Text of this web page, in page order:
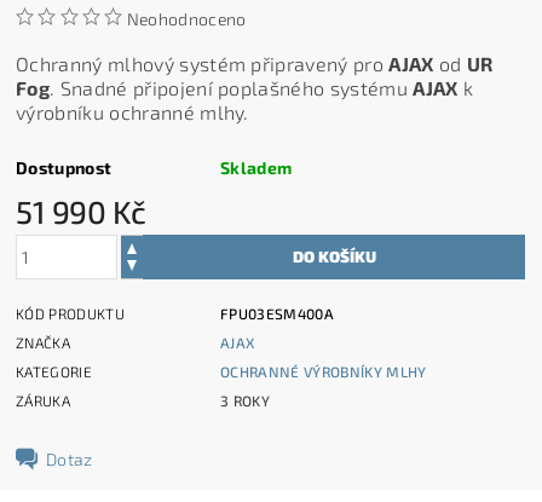
Neohodnoceno
Ochranný mlhový systém připravený proAJAX od UR
Fog. Snadné připojení poplašného systémuAJAX k
výrobníku ochranné mlhy.
Dostupnost Skladem
51 990 Kč
KÓD PRODUKTU
FPU03ESM400A
ZNAČKA
AJAX
KATEGORIE
OCHRANNÉ VÝROBNÍKY MLHY
ZÁRUKA
3 ROKY
Dotaz